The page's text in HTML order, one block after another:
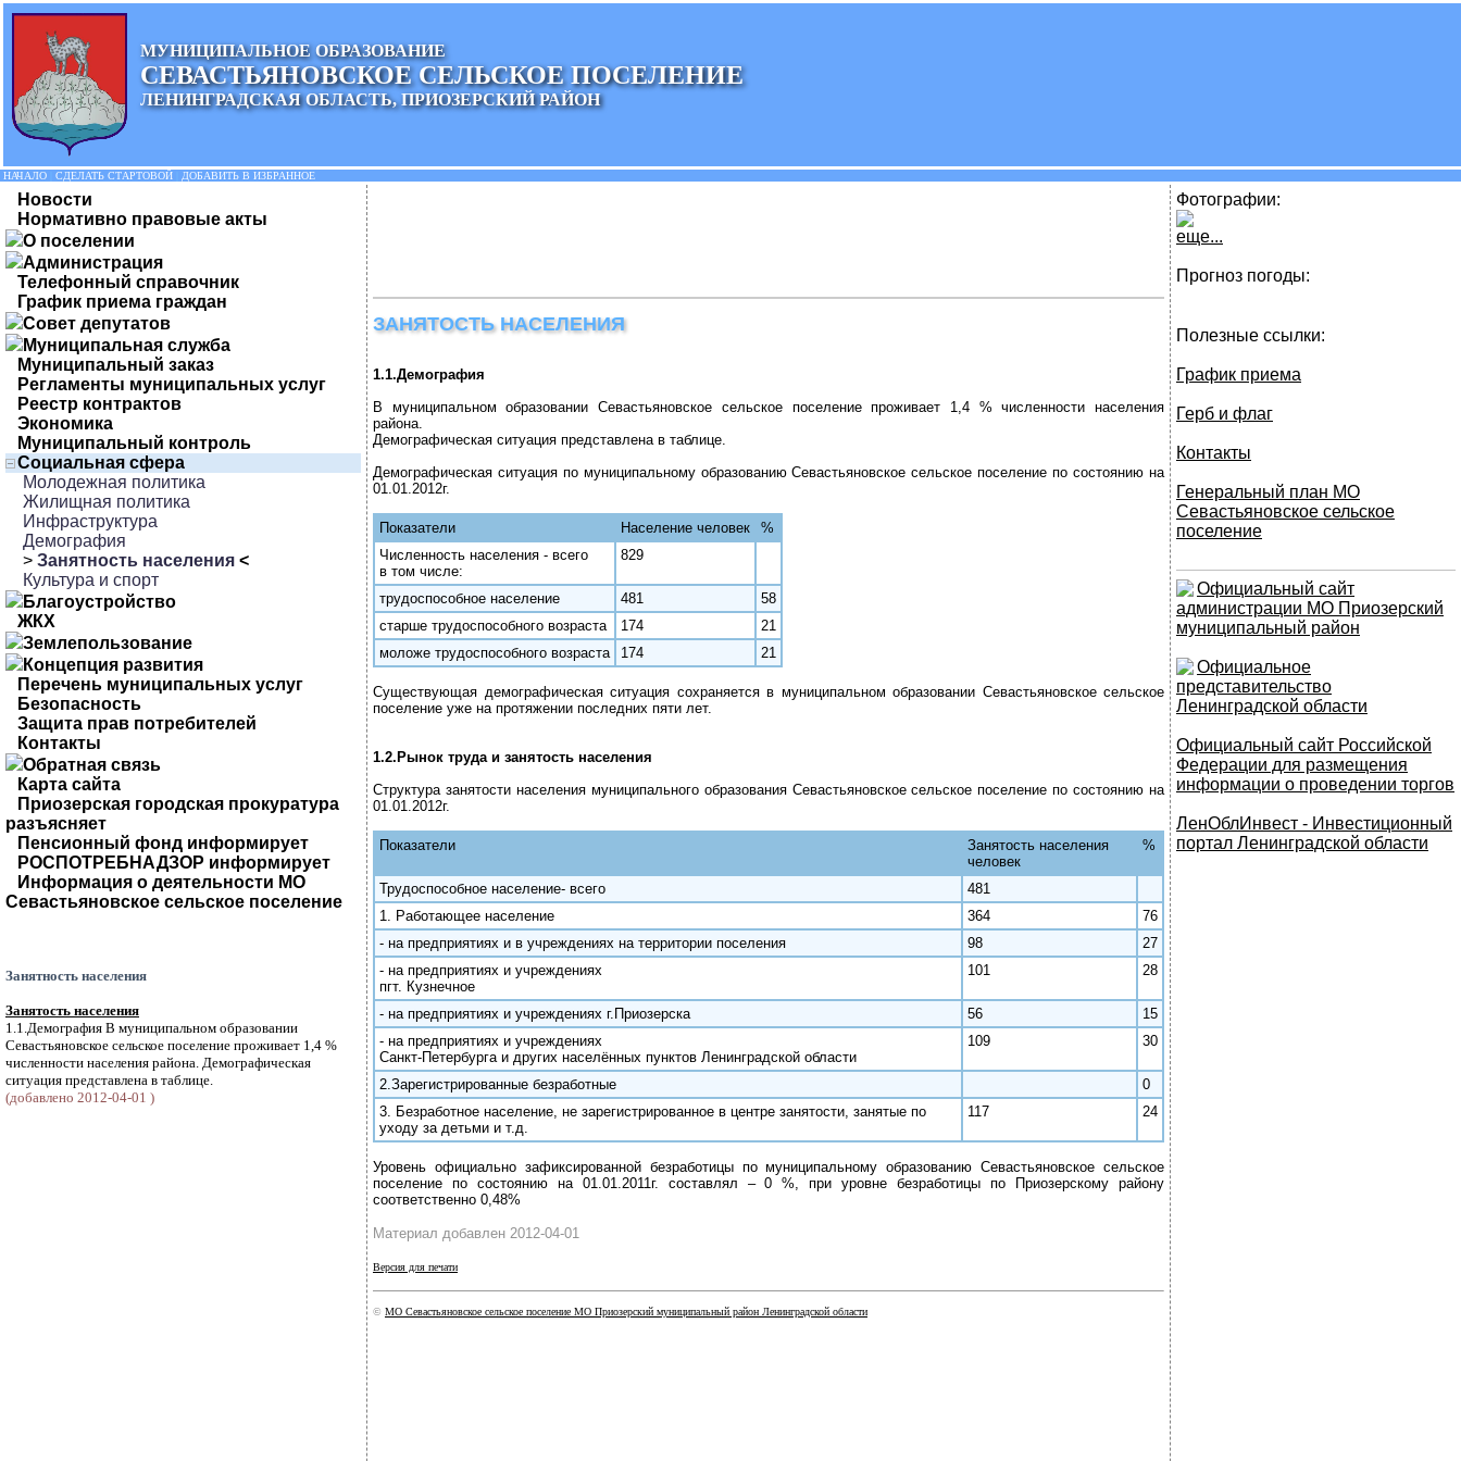
МУНИЦИПАЛЬНОЕ ОБРАЗОВАНИЕ
СЕВАСТЬЯНОВСКОЕ СЕЛЬСКОЕ ПОСЕЛЕНИЕ
ЛЕНИНГРАДСКАЯ ОБЛАСТЬ, ПРИОЗЕРСКИЙ РАЙОН
НАЧАЛО СДЕЛАТЬ СТАРТОВОЙ ДОБАВИТЬ В ИЗБРАННОЕ
Новости
Нормативно правовые акты
О поселении
Администрация
Телефонный справочник
График приема граждан
Совет депутатов
Муниципальная служба
Муниципальный заказ
Регламенты муниципальных услуг
Реестр контрактов
Экономика
Муниципальный контроль
Социальная сфера
Молодежная политика
Жилищная политика
Инфраструктура
Демография
> Занятность населения <
Культура и спорт
Благоустройство
ЖКХ
Землепользование
Концепция развития
Перечень муниципальных услуг
Безопасность
Защита прав потребителей
Контакты
Обратная связь
Карта сайта
Приозерская городская прокуратура
разъясняет
Пенсионный фонд информирует
РОСПОТРЕБНАДЗОР информирует
Информация о деятельности МО
Севастьяновское сельское поселение
Занятность населения
Занятость населения
1.1.Демография В муниципальном образовании
Севастьяновское сельское поселение проживает 1,4 %
численности населения района. Демографическая
ситуация представлена в таблице.
(добавлено 2012-04-01 )
ЗАНЯТОСТЬ НАСЕЛЕНИЯ
1.1.Демография
В муниципальном образовании Севастьяновское сельское поселение проживает 1,4 % численности населения
района.
Демографическая ситуация представлена в таблице.
Демографическая ситуация по муниципальному образованию Севастьяновское сельское поселение по состоянию на
01.01.2012г.
Показатели Население человек
%
Численность населения - всего
в том числе:
829
трудоспособное население 481
58
старше трудоспособного возраста
174
21
моложе трудоспособного возраста
174 21
Существующая демографическая ситуация сохраняется в муниципальном образовании Севастьяновское сельское
поселение уже на протяжении последних пяти лет.
1.2.Рынок труда и занятость населения
Структура занятости населения муниципального образования Севастьяновское сельское поселение по состоянию на
01.01.2012г.
Показатели
Занятость населения
человек
%
Трудоспособное население- всего
481
1. Работающее население
364
76
- на предприятиях и в учреждениях на территории поселения
98
27
- на предприятиях и учреждениях
пгт. Кузнечное
101 28
- на предприятиях и учреждениях г.Приозерска 56
15
- на предприятиях и учреждениях
Санкт-Петербурга и других населённых пунктов Ленинградской области
109 30
2.Зарегистрированные безработные
0
3. Безработное население, не зарегистрированное в центре занятости, занятые по
уходу за детьми и т.д.
117 24
Уровень официально зафиксированной безработицы по муниципальному образованию Севастьяновское сельское
поселение по состоянию на 01.01.2011г. составлял – 0 %, при уровне безработицы по Приозерскому району
соответственно 0,48%
Материал добавлен 2012-04-01
Версия для печати
© МО Севастьяновское сельское поселение МО Приозерский муниципальный район Ленинградской области
Фотографии:
еще...
Прогноз погоды:
Полезные ссылки:
График приема
Герб и флаг
Контакты
Генеральный план МО
Севастьяновское сельское
поселение
Официальный сайт
администрации МО Приозерский
муниципальный район
Официальное
представительство
Ленинградской области
Официальный сайт Российской
Федерации для размещения
информации о проведении торгов
ЛенОблИнвест - Инвестиционный
портал Ленинградской области